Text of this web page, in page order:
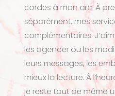
cordes à mon arc. À
séparément, mes
complémentaires.
les agencer ou les
leurs messages, les
mieux la lecture. À
je reste tout de même